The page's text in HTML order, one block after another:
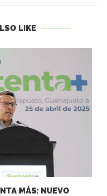
LIKE
MÁS: NUEVO